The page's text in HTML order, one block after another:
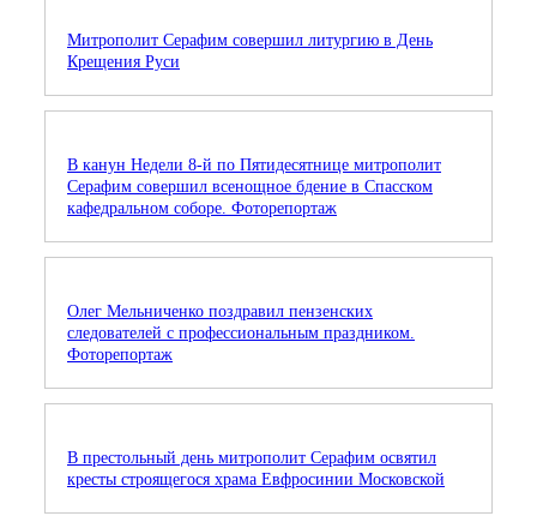
Митрополит Серафим совершил литургию в День
Крещения Руси
В канун Недели 8-й по Пятидесятнице митрополит
Серафим совершил всенощное бдение в Спасском
кафедральном соборе. Фоторепортаж
Олег Мельниченко поздравил пензенских
следователей с профессиональным праздником.
Фоторепортаж
В престольный день митрополит Серафим освятил
кресты строящегося храма Евфросинии Московской